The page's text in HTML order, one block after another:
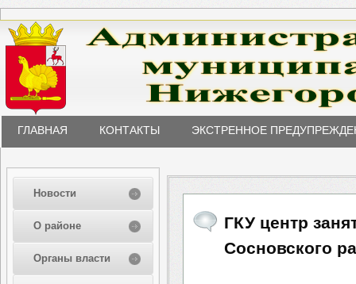
ГЛАВНАЯ КОНТАКТЫ ЭКСТРЕННОЕ
Новости
О районе
Органы власти
ГКУ центр
Сосновского